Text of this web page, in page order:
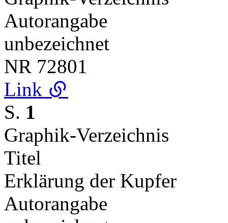
Autorangabe
unbezeichnet
NR 72801
Link
S. 1
Graphik-Verzeichnis
Titel
Erklärung der Kupfer
Autorangabe